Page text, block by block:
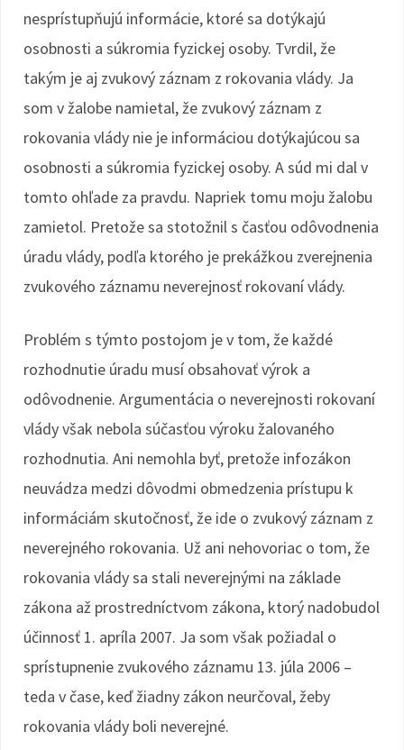
nesprístupňujú informácie, ktoré sa dotýkajú
osobnosti a súkromia fyzickej osoby. Tvrdil, že
takým je aj zvukový záznam z rokovania vlády. Ja
som v žalobe namietal, že zvukový záznam z
rokovania vlády nie je informáciou dotýkajúcou sa
osobnosti a súkromia fyzickej osoby. A súd mi dal v
tomto ohľade za pravdu. Napriek tomu moju žalobu
zamietol. Pretože sa stotožnil s časťou odôvodnenia
úradu vlády, podľa ktorého je prekážkou zverejnenia
zvukového záznamu neverejnosť rokovaní vlády.
Problém s týmto postojom je v tom, že každé
rozhodnutie úradu musí obsahovať výrok a
odôvodnenie. Argumentácia o neverejnosti rokovaní
vlády však nebola súčasťou výroku žalovaného
rozhodnutia. Ani nemohla byť, pretože infozákon
neuvádza medzi dôvodmi obmedzenia prístupu k
informáciám skutočnosť, že ide o zvukový záznam z
neverejného rokovania. Už ani nehovoriac o tom, že
rokovania vlády sa stali neverejnými na základe
zákona až prostredníctvom zákona, ktorý nadobudol
účinnosť 1. apríla 2007. Ja som však požiadal o
sprístupnenie zvukového záznamu 13. júla 2006 –
teda v čase, keď žiadny zákon neurčoval, žeby
rokovania vlády boli neverejné.